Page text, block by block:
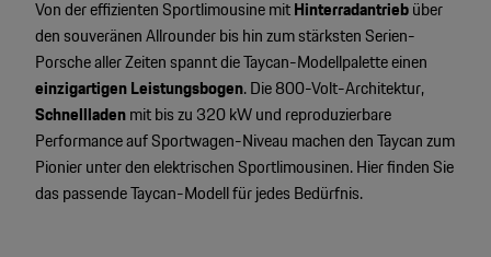
Panamera
Macan
Cayenne
Neu- & Gebrauchtwagen
Driver's Selection Online-Shop
Online Services
My Porsche
Frag Porsche
Von der effizienten Sportlimousine mitHinterradantriebüber
den souveränen Allrounder bis hin zum stärksten Serien-
Porsche aller Zeiten spannt die Taycan-Modellpalette einen
einzigartigenLeistungsbogen. Die 800-Volt-Architektur,
Schnellladenmit bis zu 320 kW und reproduzierbare
Performance auf Sportwagen-Niveau machen den Taycan zum
Pionier unter den elektrischen Sportlimousinen. Hier finden Sie
das passende Taycan-Modell für jedes Bedürfnis.